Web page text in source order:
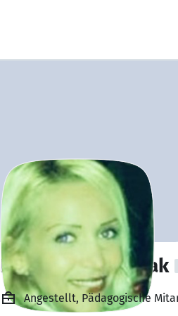
Nese Simsek Colak
Angestellt, Pädagogische